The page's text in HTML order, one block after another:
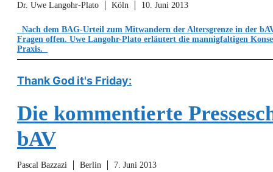
Dr. Uwe Langohr-Plato Köln 10. Juni 2013
Nach dem BAG-Urteil zum Mitwandern der Altersgrenze in der
Fragen offen. Uwe Langohr-Plato erläutert die mannigfaltigen
Praxis.
Thank God it's Friday:
Die kommentierte
bAV
Pascal Bazzazi Berlin 7. Juni 2013